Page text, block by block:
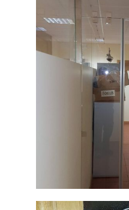
puerta y
laterales fijos
con cristal
templado
mate
Frente de